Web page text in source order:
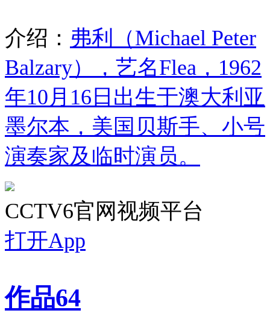
介绍： 弗利（Michael Peter
Balzary），艺名Flea，1962
年10月16日出生于澳大利亚
墨尔本，美国贝斯手、小号
演奏家及临时演员。
CCTV6官网视频平台
打开App
作品64